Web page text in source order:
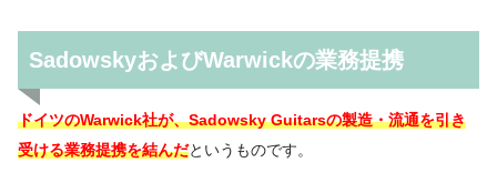
SadowskyおよびWarwickの業務提携
ドイツのWarwick社が、Sadowsky Guitarsの製造・流通を引き
受ける業務提携を結んだというものです。